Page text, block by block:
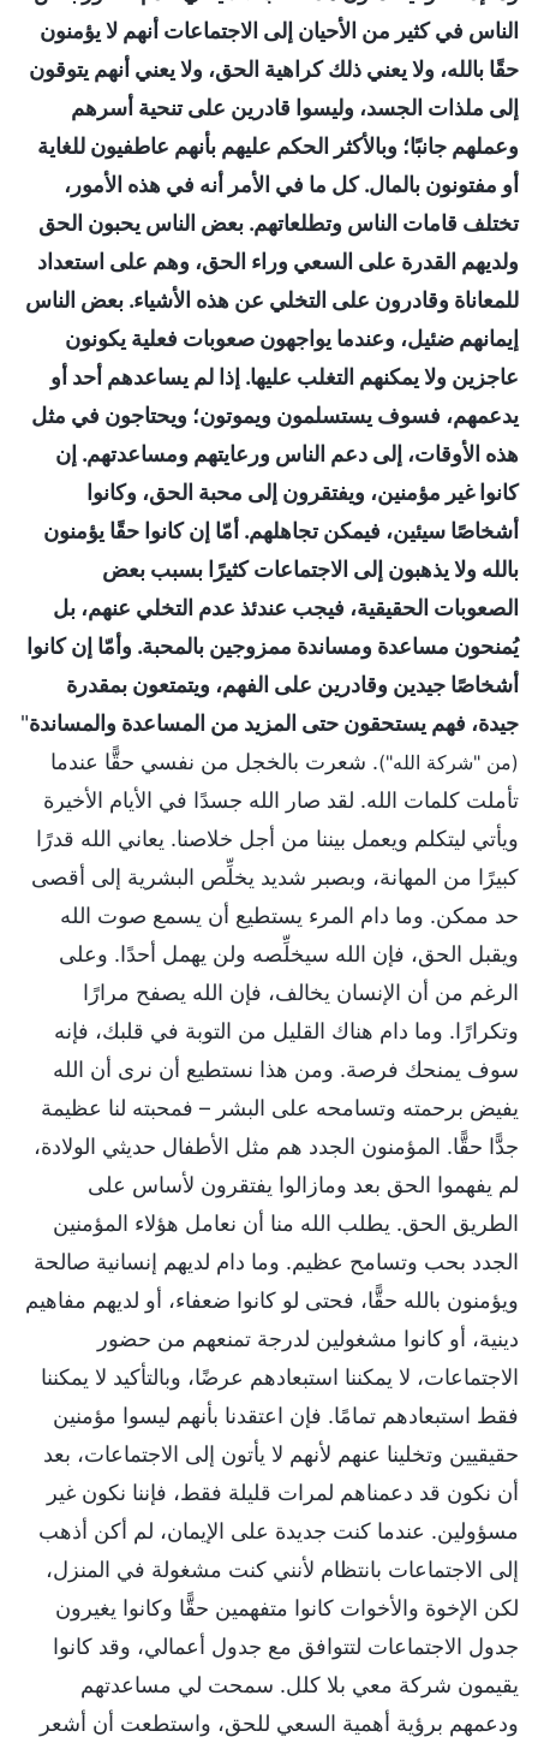
الناس في كثير من الأحيان إلى الاجتماعات أنهم لا يؤمنون
حقًا بالله، ولا يعني ذلك كراهية الحق، ولا يعني أنهم يتوقون
إلى ملذات الجسد، وليسوا قادرين على تنحية أسرهم
وعملهم جانبًا؛ وبالأكثر الحكم عليهم بأنهم عاطفيون للغاية
أو مفتونون بالمال. كل ما في الأمر أنه في هذه الأمور،
تختلف قامات الناس وتطلعاتهم. بعض الناس يحبون الحق
ولديهم القدرة على السعي وراء الحق، وهم على استعداد
للمعاناة وقادرون على التخلي عن هذه الأشياء. بعض الناس
إيمانهم ضئيل، وعندما يواجهون صعوبات فعلية يكونون
عاجزين ولا يمكنهم التغلب عليها. إذا لم يساعدهم أحد أو
يدعمهم، فسوف يستسلمون ويموتون؛ ويحتاجون في مثل
هذه الأوقات، إلى دعم الناس ورعايتهم ومساعدتهم. إن
كانوا غير مؤمنين، ويفتقرون إلى محبة الحق، وكانوا
أشخاصًا سيئين، فيمكن تجاهلهم. أمّا إن كانوا حقًا يؤمنون
بالله ولا يذهبون إلى الاجتماعات كثيرًا بسبب بعض
الصعوبات الحقيقية، فيجب عندئذ عدم التخلي عنهم، بل
يُمنحون مساعدة ومساندة ممزوجين بالمحبة. وأمّا إن كانوا
أشخاصًا جيدين وقادرين على الفهم، ويتمتعون بمقدرة
جيدة، فهم يستحقون حتى المزيد من المساعدة والمساندة"
(من "شركة الله"‎) . شعرت بالخجل من نفسي حقًّا عندما
تأملت كلمات الله. لقد صار الله جسدًا في الأيام الأخيرة
ويأتي ليتكلم ويعمل بيننا من أجل خلاصنا. يعاني الله قدرًا
كبيرًا من المهانة، وبصبر شديد يخلِّص البشرية إلى أقصى
حد ممكن. وما دام المرء يستطيع أن يسمع صوت الله
ويقبل الحق، فإن الله سيخلِّصه ولن يهمل أحدًا. وعلى
الرغم من أن الإنسان يخالف، فإن الله يصفح مرارًا
وتكرارًا. وما دام هناك القليل من التوبة في قلبك، فإنه
سوف يمنحك فرصة. ومن هذا نستطيع أن نرى أن الله
يفيض برحمته وتسامحه على البشر – فمحبته لنا عظيمة
جدًّا حقًّا. المؤمنون الجدد هم مثل الأطفال حديثي الولادة،
لم يفهموا الحق بعد ومازالوا يفتقرون لأساس على
الطريق الحق. يطلب الله منا أن نعامل هؤلاء المؤمنين
الجدد بحب وتسامح عظيم. وما دام لديهم إنسانية صالحة
ويؤمنون بالله حقًّا، فحتى لو كانوا ضعفاء، أو لديهم مفاهيم
دينية، أو كانوا مشغولين لدرجة تمنعهم من حضور
الاجتماعات، لا يمكننا استبعادهم عرضًا، وبالتأكيد لا يمكننا
فقط استبعادهم تمامًا. فإن اعتقدنا بأنهم ليسوا مؤمنين
حقيقيين وتخلينا عنهم لأنهم لا يأتون إلى الاجتماعات، بعد
أن نكون قد دعمناهم لمرات قليلة فقط، فإننا نكون غير
مسؤولين. عندما كنت جديدة على الإيمان، لم أكن أذهب
إلى الاجتماعات بانتظام لأنني كنت مشغولة في المنزل،
لكن الإخوة والأخوات كانوا متفهمين حقًّا وكانوا يغيرون
جدول الاجتماعات لتتوافق مع جدول أعمالي، وقد كانوا
يقيمون شركة معي بلا كلل. سمحت لي مساعدتهم
ودعمهم برؤية أهمية السعي للحق، واستطعت أن أشعر